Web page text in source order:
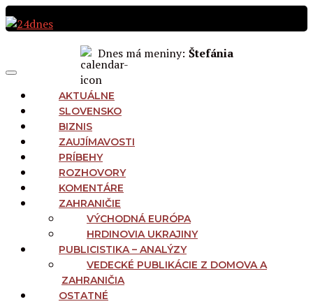
Preskočiť
na
Dnes má meniny: Štefánia
NAVIGATION
Menu
AKTUÁLNE
SLOVENSKO
BIZNIS
ZAUJÍMAVOSTI
PRÍBEHY
ROZHOVORY
KOMENTÁRE
ZAHRANIČIE
VÝCHODNÁ EURÓPA
HRDINOVIA UKRAJINY
PUBLICISTIKA – ANALÝZY
VEDECKÉ PUBLIKÁCIE Z DOMOVA A
ZAHRANIČIA
OSTATNÉ